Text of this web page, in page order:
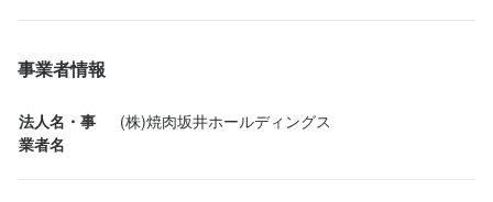
アラカルト食べ放題も付けた方が絶対お得
また行きたいと思います。
事業者情報
法人名・事
業者名
(株)焼肉坂井ホールディングス
・新しいことに挑戦したい方
お店の採用担当者からのメッセージ
求める人物像
・仕事を通じて成長したい方
・新しいことに挑戦したい方
・実力が評価される環境で頑張りたい方
・新しいことに挑戦したい方
お店の採用担当者からのメッセージ
求める人物像
・仕事を通じて成長したい方
・新しいことに挑戦したい方
・実力が評価される環境で頑張りたい方